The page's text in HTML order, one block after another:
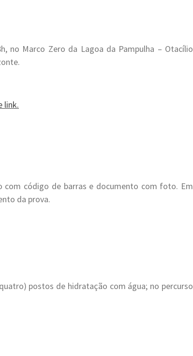
no Marco Zero da Lagoa da Pampulha – Otacílio
link.
com código de barras e documento com foto. Em
da prova.
postos de hidratação com água; no percurso